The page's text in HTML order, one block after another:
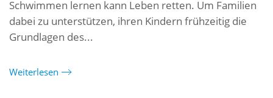
Schwimmen lernen kann Leben retten. Um Familien
dabei zu unterstützen, ihren Kindern frühzeitig die
Grundlagen des...
Weiterlesen